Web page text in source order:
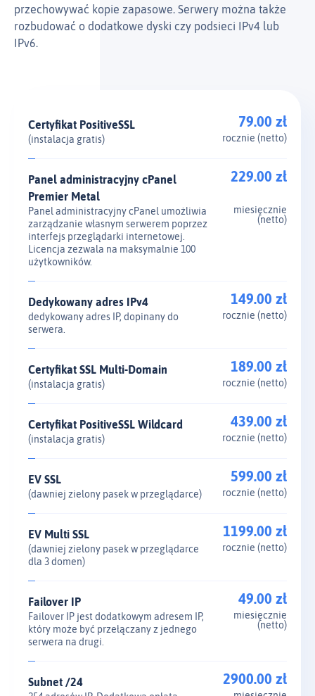
przechowywać kopie zapasowe. Serwery można także
rozbudować o dodatkowe dyski czy podsieci IPv4 lub
IPv6.
Certyfikat PositiveSSL 79.00 zł
(instalacja gratis) rocznie (netto)
Panel administracyjny cPanel
Premier Metal
229.00 zł
Panel administracyjny cPanel umożliwia
zarządzanie własnym serwerem poprzez
interfejs przeglądarki internetowej.
Licencja zezwala na maksymalnie 100
użytkowników.
miesięcznie
(netto)
Dedykowany adres IPv4 149.00 zł
dedykowany adres IP, dopinany do
serwera.
rocznie (netto)
Certyfikat SSL Multi-Domain 189.00 zł
(instalacja gratis) rocznie (netto)
Certyfikat PositiveSSL Wildcard 439.00 zł
(instalacja gratis) rocznie (netto)
EV SSL 599.00 zł
(dawniej zielony pasek w przeglądarce) rocznie (netto)
EV Multi SSL 1199.00 zł
(dawniej zielony pasek w przeglądarce
dla 3 domen)
rocznie (netto)
Failover IP 49.00 zł
Failover IP jest dodatkowym adresem IP,
który może być przełączany z jednego
serwera na drugi.
miesięcznie
(netto)
Subnet /24 2900.00 zł